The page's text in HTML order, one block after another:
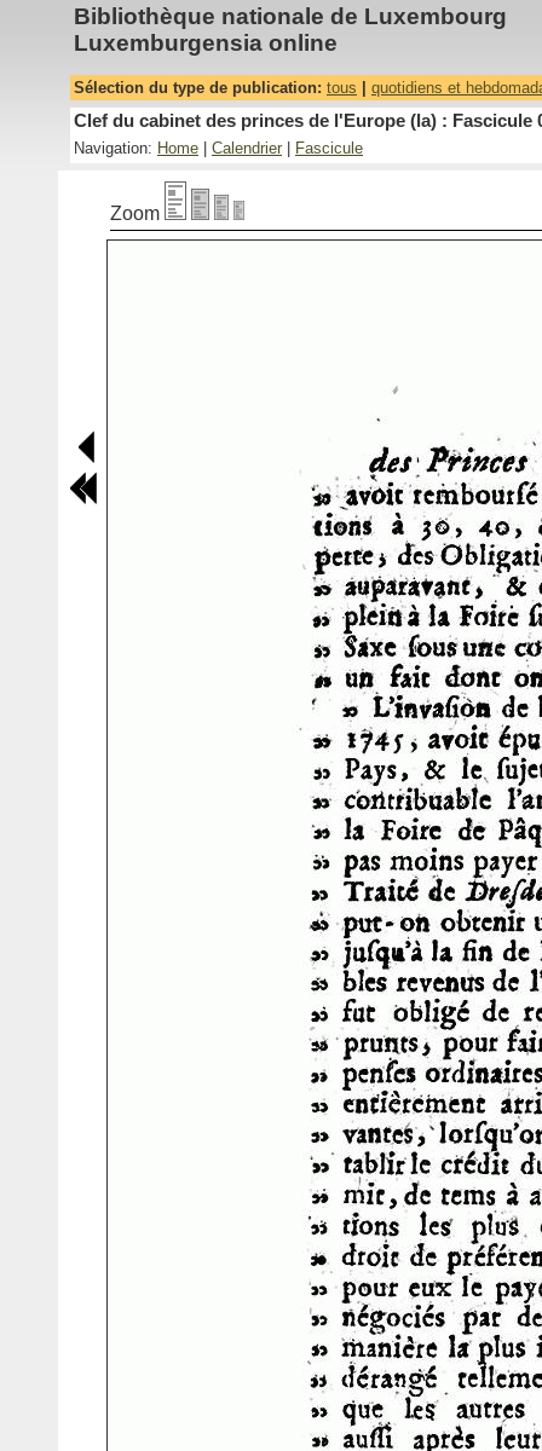
Bibliothèque nationale de Luxembourg
Luxemburgensia online
Sélection du type de publication: tous quotidiens et
Clef du cabinet des princes de l'Europe (la) : Fascicule
Navigation: Home Calendrier Fascicule
Zoom